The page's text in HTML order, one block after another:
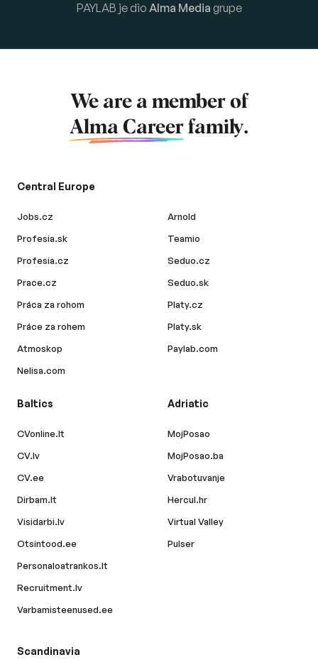
PAYLAB je dio Alma Media grupe
We are a member of
Alma Career family.
Central Europe
Jobs.cz
Profesia.sk
Profesia.cz
Prace.cz
Práca za rohom
Práce za rohem
Atmoskop
Nelisa.com
Arnold
Teamio
Seduo.cz
Seduo.sk
Platy.cz
Platy.sk
Paylab.com
Baltics
CVonline.lt
CV.lv
CV.ee
Dirbam.lt
Visidarbi.lv
Otsintood.ee
Personaloatrankos.lt
Recruitment.lv
Varbamisteenused.ee
Adriatic
MojPosao
MojPosao.ba
Vrabotuvanje
Hercul.hr
Virtual Valley
Pulser
Scandinavia